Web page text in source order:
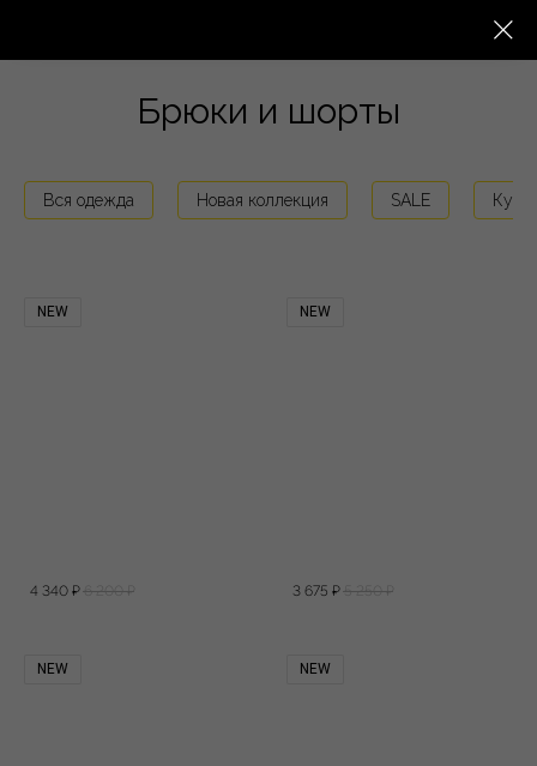
Брюки и шорты
Вся одежда Новая коллекция SALE
NEW
4 340 ₽ 6 200 ₽
NEW
3 675 ₽ 5 250 ₽
NEW NEW